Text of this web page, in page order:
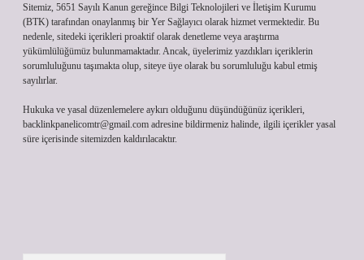
Sitemiz, 5651 Sayılı Kanun gereğince Bilgi Teknolojileri ve İletişim Kurumu
(BTK) tarafından onaylanmış bir Yer Sağlayıcı olarak hizmet vermektedir. Bu
nedenle, sitedeki içerikleri proaktif olarak denetleme veya araştırma
yükümlülüğümüz bulunmamaktadır. Ancak, üyelerimiz yazdıkları içeriklerin
sorumluluğunu taşımakta olup, siteye üye olarak bu sorumluluğu kabul etmiş
sayılırlar.
Hukuka ve yasal düzenlemelere aykırı olduğunu düşündüğünüz içerikleri,
backlinkpanelicomtr@gmail.com adresine bildirmeniz halinde, ilgili içerikler yasal
süre içerisinde sitemizden kaldırılacaktır.